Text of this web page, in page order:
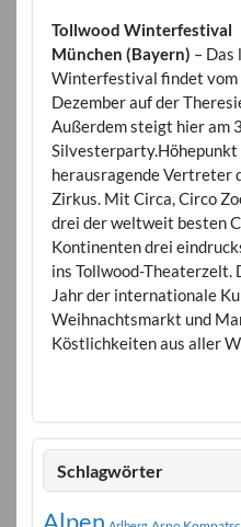
Tollwood Winterfestival
München (Bayern) – Das
Winterfestival findet vom
Dezember auf der
Außerdem steigt hier am
Silvesterparty.Höhepunkt
herausragende Vertreter
Zirkus. Mit Circa, Circo
drei der weltweit besten
Kontinenten drei
ins Tollwood-Theaterzelt.
Jahr der internationale
Weihnachtsmarkt und
Köstlichkeiten aus aller
Schlagwörter